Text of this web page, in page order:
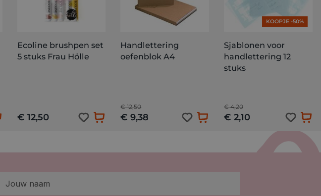
Ecoline brushpen set
5 stuks Frau Hölle
€ 12,50
Handlettering
oefenblok A4
€ 12,50
€ 9,38
KOOPJE -50%
Sjablonen voor
handlettering 12
stuks
€ 4,20
€ 2,10